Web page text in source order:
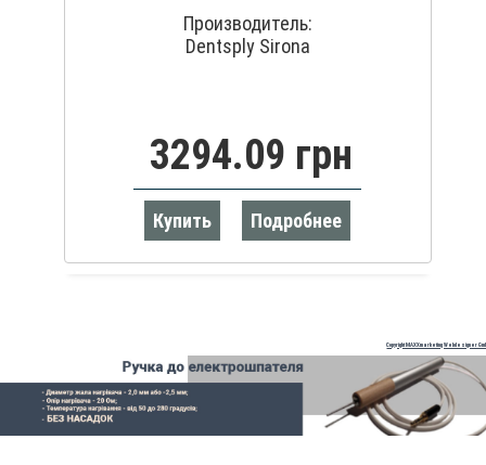
Производитель:
Dentsply Sirona
3294.09 грн
Купить Подробнее
Copyright MAXXmarketing Webdesigner